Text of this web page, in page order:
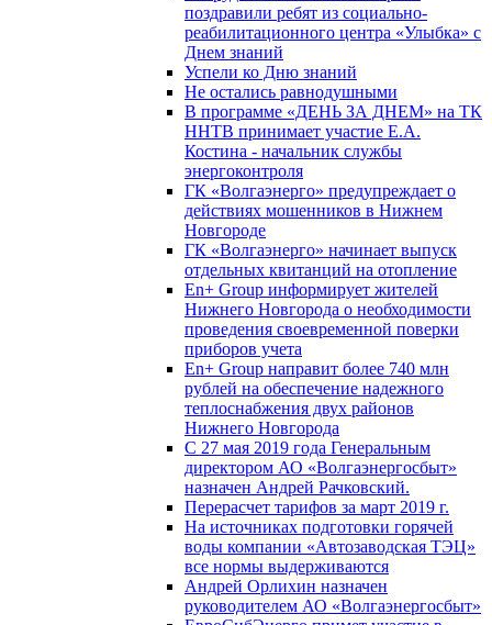
поздравили ребят из социально-
реабилитационного центра «Улыбка» с
Днем знаний
Успели ко Дню знаний
Не остались равнодушными
В программе «ДЕНЬ ЗА ДНЕМ» на ТК
ННТВ принимает участие Е.А.
Костина - начальник службы
энергоконтроля
ГК «Волгаэнерго» предупреждает о
действиях мошенников в Нижнем
Новгороде
ГК «Волгаэнерго» начинает выпуск
отдельных квитанций на отопление
En+ Group информирует жителей
Нижнего Новгорода о необходимости
проведения своевременной поверки
приборов учета
En+ Group направит более 740 млн
рублей на обеспечение надежного
теплоснабжения двух районов
Нижнего Новгорода
С 27 мая 2019 года Генеральным
директором АО «Волгаэнергосбыт»
назначен Андрей Рачковский.
Перерасчет тарифов за март 2019 г.
На источниках подготовки горячей
воды компании «Автозаводская ТЭЦ»
все нормы выдерживаются
Андрей Орлихин назначен
руководителем АО «Волгаэнергосбыт»